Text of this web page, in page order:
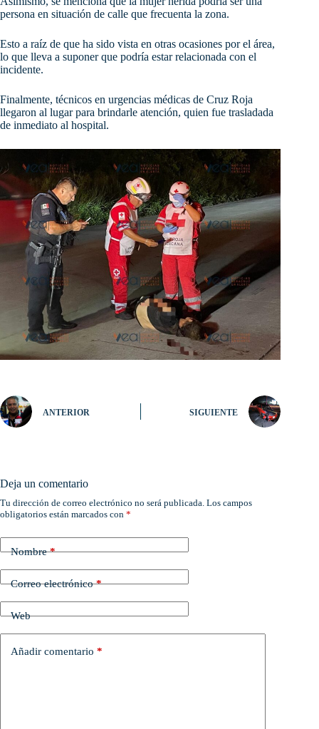
persona en situación de calle que frecuenta la zona.
Esto a raíz de que ha sido vista en otras ocasiones por el área,
lo que lleva a suponer que podría estar relacionada con el
incidente.
Finalmente, técnicos en urgencias médicas de Cruz Roja
llegaron al lugar para brindarle atención, quien fue trasladada
de inmediato al hospital.
ANTERIOR SIGUIENTE
Deja un comentario
Tu dirección de correo electrónico no será publicada. Los campos
obligatorios están marcados con *
Nombre*
Correo electrónico*
Web
Añadir comentario *